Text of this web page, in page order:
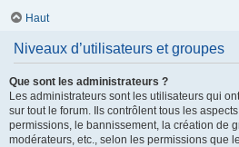
Haut
Niveaux d’utilisateurs et groupes
Que sont les administrateurs ?
Les administrateurs sont les utilisateurs qui
sur tout le forum. Ils contrôlent tous les
permissions, le bannissement, la création de
modérateurs, etc., selon les permissions que